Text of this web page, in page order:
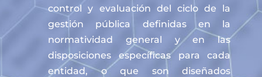
control y evaluación del ciclo de la
gestión pública definidas en la
normatividad general y en las
disposiciones específicas para cada
entidad, o que son diseñados